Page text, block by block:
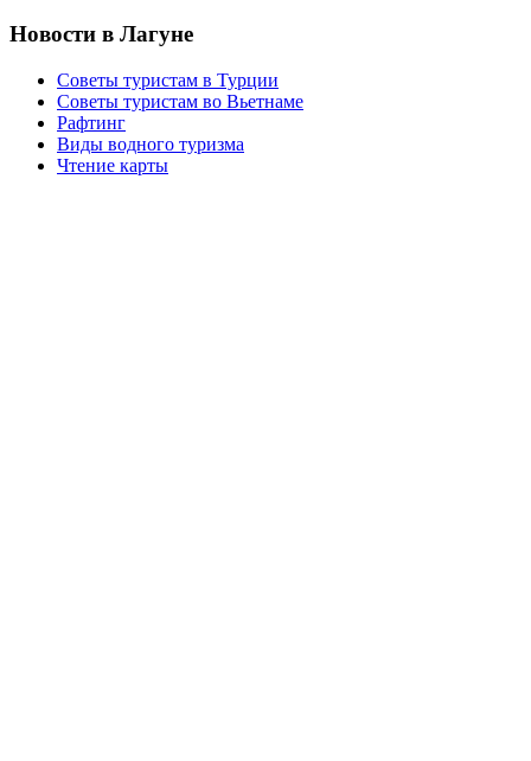
Новости в Лагуне
Советы туристам в Турции
Советы туристам во Вьетнаме
Рафтинг
Виды водного туризма
Чтение карты